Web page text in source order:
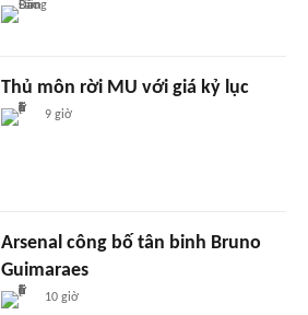
Thủ môn rời MU với giá kỷ lục
9 giờ
Arsenal công bố tân binh Bruno
Guimaraes
10 giờ